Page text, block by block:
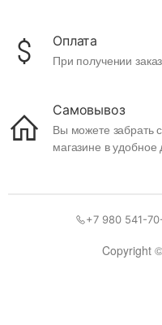
Оплата
При получении
Самовывоз
Вы можете забрать
магазине в
Copyright
+7 980 541-